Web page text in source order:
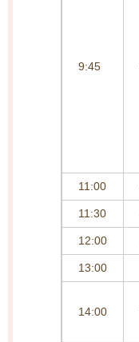
9:45
11:00
11:30
12:00
13:00
14:00